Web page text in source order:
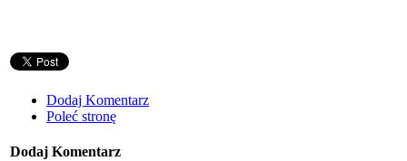
Dodaj Komentarz
Poleć stronę
Dodaj Komentarz